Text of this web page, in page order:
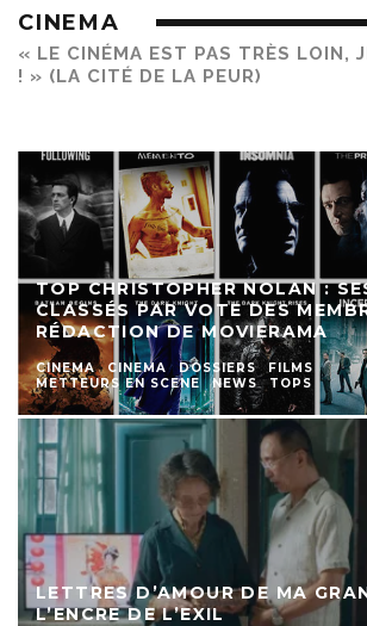
CINEMA
« LE CINÉMA EST PAS TRÈS LOIN,
! » (LA CITÉ DE LA PEUR)
TOP CHRISTOPHER NOLAN :
CLASSÉS PAR VOTE DES
RÉDACTION DE MOVIERAMA
CINEMA CINEMA DOSSIERS
FILMS
METTEURS EN SCENE
NEWS TOPS
LETTRES D’AMOUR DE MA
L’ENCRE DE L’EXIL